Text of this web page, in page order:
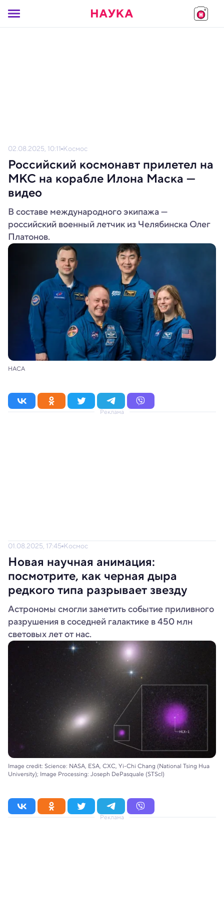
02.08.2025, 10:11 Космос
Российский космонавт прилетел на
МКС на корабле Илона Маска —
видео
В составе международного экипажа —
российский военный летчик из Челябинска Олег
Платонов.
НАСА
Реклама
01.08.2025, 17:45 Космос
Новая научная анимация:
посмотрите, как черная дыра
редкого типа разрывает звезду
Астрономы смогли заметить событие приливного
разрушения в соседней галактике в 450 млн
световых лет от нас.
Image credit: Science: NASA, ESA, CXC, Yi-Chi Chang (National Tsing Hua
University); Image Processing: Joseph DePasquale (STScI)
Реклама